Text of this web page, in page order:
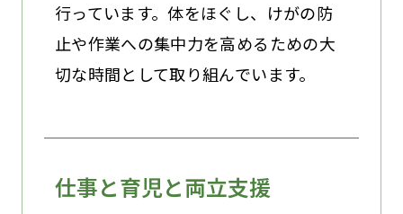
行っています。体をほぐし、けがの防
止や作業への集中力を高めるための大
切な時間として取り組んでいます。
仕事と育児と両立支援